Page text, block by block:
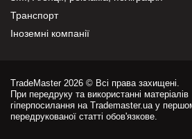
Транспорт
Іноземні компанії
TradeMaster 2026 © Всі права захищені.
При передруку та використанні матеріалів
гіперпосилання на Trademaster.ua у
передрукованої статті обов'язкове.